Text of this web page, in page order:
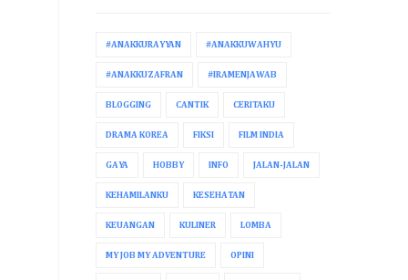
#ANAKKURAYYAN #ANAKKUWAHYU
#ANAKKUZAFRAN #IRAMENJAWAB
BLOGGING CANTIK CERITAKU
DRAMA KOREA FIKSI FILM INDIA
GAYA HOBBY INFO JALAN-JALAN
KEHAMILANKU KESEHATAN
KEUANGAN KULINER LOMBA
MY JOB MY ADVENTURE OPINI